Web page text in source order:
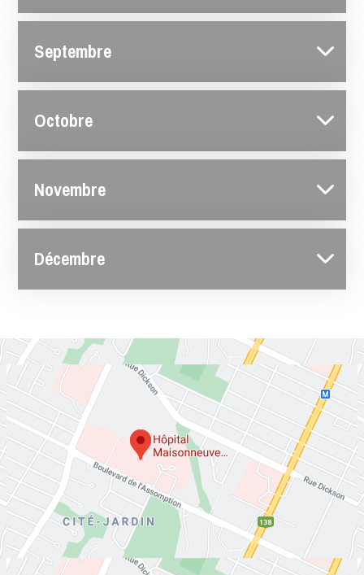
Septembre
Octobre
Novembre
Décembre